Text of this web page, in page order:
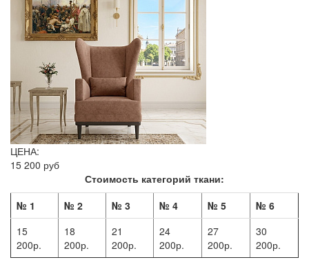
ЦЕНА:
15 200 руб
Стоимость категорий ткани:
№ 1
№ 2 № 3 № 4 № 5
№ 6
15
200р.
18
200р.
21
200р.
24
200р.
27
200р.
30
200р.